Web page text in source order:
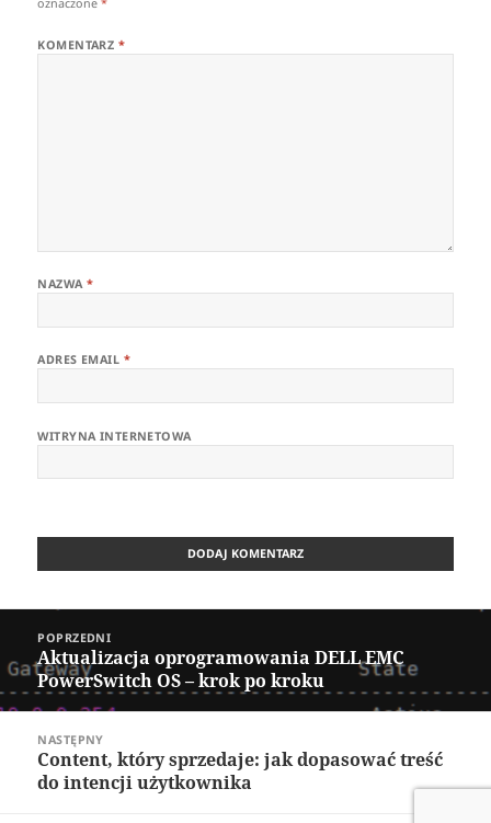
oznaczone*
KOMENTARZ *
NAZWA*
ADRES EMAIL *
WITRYNA INTERNETOWA
wpisuPOPRZEDNI
Poprzedni
wpis:
Aktualizacja oprogramowania DELL EMC
PowerSwitch OS – krok po kroku
NASTĘPNY
Następny
wpis:
Content, który sprzedaje: jak dopasować treść
do intencji użytkownika